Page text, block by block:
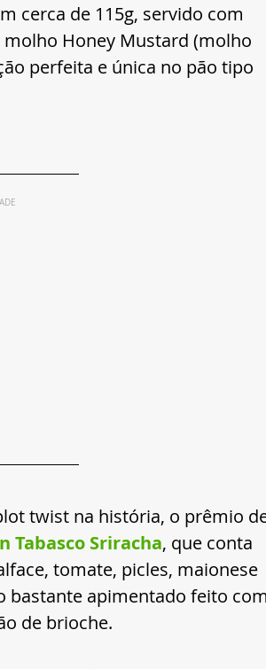
cerca de 115g, servido com
Honey Mustard (molho
perfeita e única no pão tipo
twist na história, o prêmio
Tabasco Sriracha, que conta
tomate, picles, maionese
bastante apimentado feito com
de brioche.